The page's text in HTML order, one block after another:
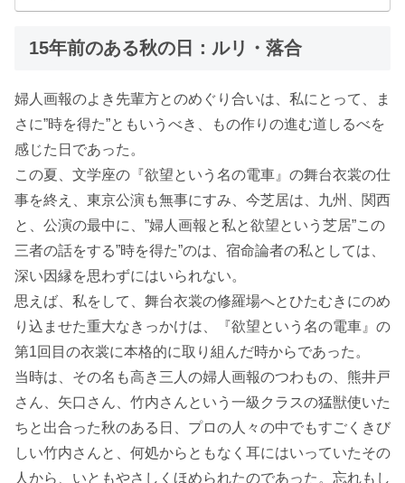
15年前のある秋の日：ルリ・落合
婦人画報のよき先輩方とのめぐり合いは、私にとって、ま
さに”時を得た”ともいうべき、もの作りの進む道しるべを
感じた日であった。
この夏、文学座の『欲望という名の電車』の舞台衣裳の仕
事を終え、東京公演も無事にすみ、今芝居は、九州、関西
と、公演の最中に、”婦人画報と私と欲望という芝居”この
三者の話をする”時を得た”のは、宿命論者の私としては、
深い因縁を思わずにはいられない。
思えば、私をして、舞台衣裳の修羅場へとひたむきにのめ
り込ませた重大なきっかけは、『欲望という名の電車』の
第1回目の衣裳に本格的に取り組んだ時からであった。
当時は、その名も高き三人の婦人画報のつわもの、熊井戸
さん、矢口さん、竹内さんという一級クラスの猛獣使いた
ちと出合った秋のある日、プロの人々の中でもすごくきび
しい竹内さんと、何処からともなく耳にはいっていたその
人から、いともやさしくほめられたのであった。忘れもし